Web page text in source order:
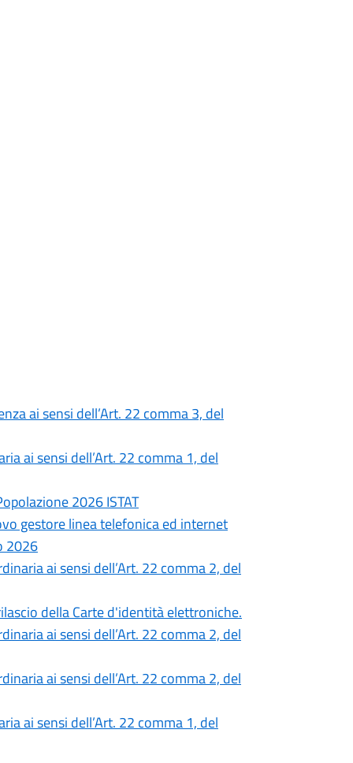
ai sensi dell’Art. 22 comma 3, del
ai sensi dell’Art. 22 comma 1, del
2026 ISTAT
gestore linea telefonica ed internet
2026
ai sensi dell’Art. 22 comma 2, del
della Carte d'identità elettroniche.
ai sensi dell’Art. 22 comma 2, del
ai sensi dell’Art. 22 comma 2, del
ai sensi dell’Art. 22 comma 1, del